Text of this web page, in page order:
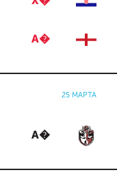
А�
25 МАРТА
А�